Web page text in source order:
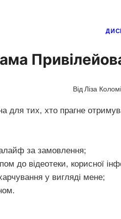
Від Ліза
для тих, хто прагне
за замовлення;
відеотеки, корисної
у вигляді мене;